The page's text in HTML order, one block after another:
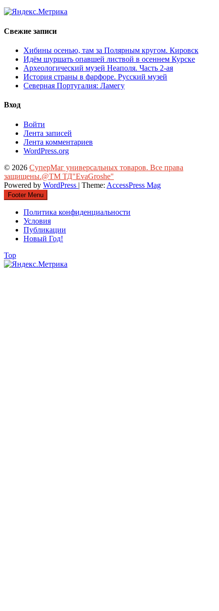
Свежие записи
Хибины осенью, там за Полярным кругом. Кировск
Идём шуршать опавшей листвой в осеннем Курске
Археологический музей Неаполя. Часть 2-ая
История страны в фарфоре. Русский музей
Северная Португалия: Ламегу
Вход
Войти
Лента записей
Лента комментариев
WordPress.org
© 2026 СуперМаг универсальных товаров. Все права
защищены.@ТМ ТД"EvaGroshe"
Powered by WordPress | Theme: AccessPress Mag
Footer Menu
Политика конфиденциальности
Условия
Публикации
Новый Год!
Top